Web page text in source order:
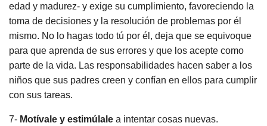
edad y madurez- y exige su cumplimiento, favoreciendo la
toma de decisiones y la resolución de problemas por él
mismo. No lo hagas todo tú por él, deja que se equivoque
para que aprenda de sus errores y que los acepte como
parte de la vida. Las responsabilidades hacen saber a los
niños que sus padres creen y confían en ellos para cumplir
con sus tareas.
7- Motívale y estimúlale a intentar cosas nuevas.